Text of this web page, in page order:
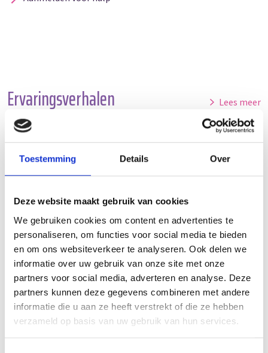
Toestemming Details Over
Deze website maakt gebruik van cookies
We gebruiken cookies om content en advertenties te
personaliseren, om functies voor social media te bieden
en om ons websiteverkeer te analyseren. Ook delen we
informatie over uw gebruik van onze site met onze
partners voor social media, adverteren en analyse. Deze
partners kunnen deze gegevens combineren met andere
informatie die u aan ze heeft verstrekt of die ze hebben
verzameld op basis van uw gebruik van hun services.
Ervaringsverhalen Lees meer
Jij, een depressie? Brief van een oud-cliënte